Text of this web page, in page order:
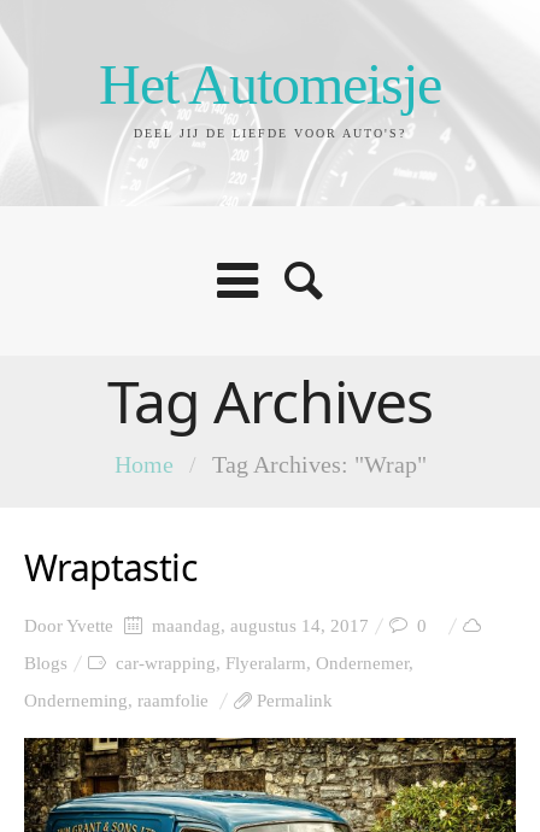
Het Automeisje
DEEL JIJ DE LIEFDE VOOR AUTO'S?
Tag Archives
Home / Tag Archives: "Wrap"
Wraptastic
DoorYvette maandag, augustus 14, 2017
0
Blogs
car-wrapping, Flyeralarm, Ondernemer,
Onderneming, raamfolie Permalink